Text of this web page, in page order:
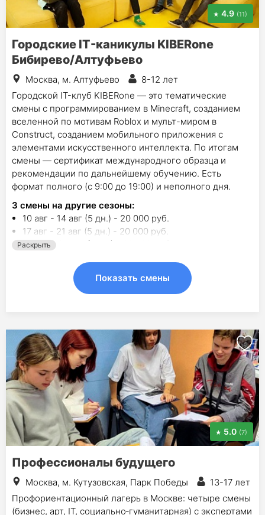
4.9 (11)
Городские IT-каникулы KIBERone
Бибирево/Алтуфьево
Москва, м. Алтуфьево
8-12 лет
Городской IT-клуб KIBERone — это тематические
смены с программированием в Minecraft, созданием
вселенной по мотивам Roblox и мульт-миром в
Construct, созданием мобильного приложения с
элементами искусственного интеллекта. По итогам
смены — сертификат международного образца и
рекомендации по дальнейшему обучению. Есть
формат полного (с 9:00 до 19:00) и неполного дня.
3 смены на другие сезоны:
10 авг - 14 авг (5 дн.) - 20 000 руб.
17 авг - 21 авг (5 дн.) - 20 000 руб.
24 авг - 28 авг (5 дн.) - 20 000 руб.
Раскрыть
Показать смены
5.0 (7)
Профессионалы будущего
Москва, м. Кутузовская, Парк Победы
13-17 лет
Профориентационный лагерь в Москве: четыре смены
(бизнес, арт, IT, социально‑гуманитарная) с экспертами